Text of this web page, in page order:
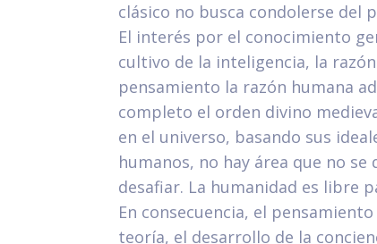
clásico no busca condolerse del
El interés por el conocimiento
cultivo de la inteligencia, la
pensamiento la razón humana
completo el orden divino
en el universo, basando sus
humanos, no hay área que no
desafiar. La humanidad es libre
En consecuencia, el
teoría, el desarrollo de la